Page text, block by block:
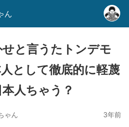
ん
と言うたトンデモ
として徹底的に軽蔑
人ちゃう？
ゃん 3年前